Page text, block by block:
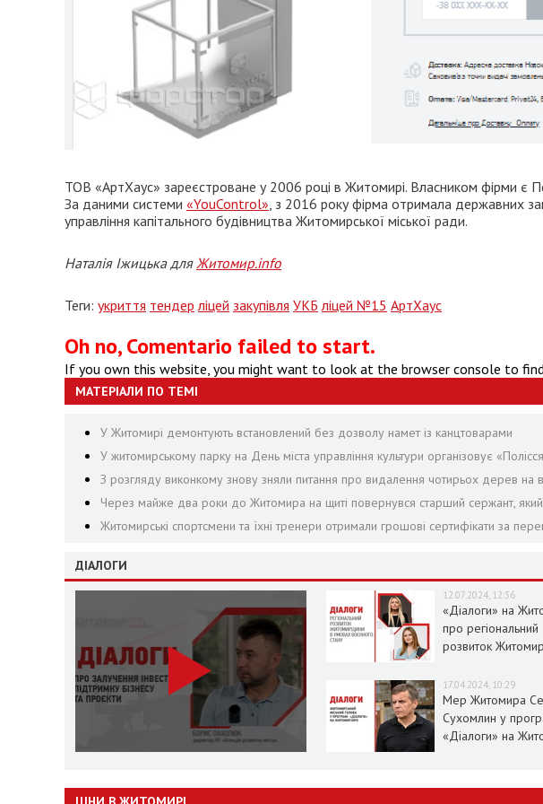
ТОВ «АртХаус» зареєстроване у 2006 році в Житомирі. Власником фірми є
За даними системи «YouControl», з 2016 року фірма отримала державних
управління капітального будівництва Житомирської міської ради.
Наталія Іжицька дляЖитомир.info
Теги: укриття тендер ліцей закупівля УКБ ліцей №15 АртХаус
Oh no, Comentario failed to start.
If you own this website, you might want to look at the browser console to
МАТЕРІАЛИ ПО ТЕМІ
У Житомирі демонтують встановлений без дозволу намет із канцтоварами
У житомирському парку на День міста управління культури організовує
З розгляду виконкому знову зняли питання про видалення чотирьох дерев на
Через майже два роки до Житомира на щиті повернувся старший сержант,
Житомирські спортсмени та їхні тренери отримали грошові сертифікати за
ДІАЛОГИ
12.07.2024, 12:36
«Діалоги» на
про регіональний
розвиток
17.04.2024, 10:29
Мер Житомира
Сухомлин у
«Діалоги» на